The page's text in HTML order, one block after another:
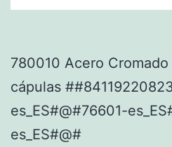
780010 Acero
cápulas
es_ES#@#76601-
es_ES#@#